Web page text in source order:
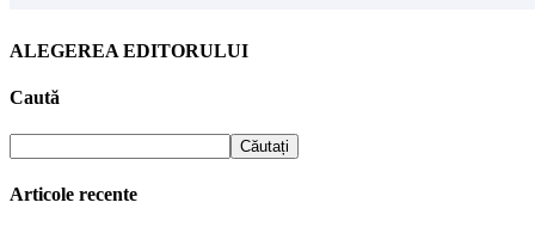
ALEGEREA EDITORULUI
Caută
Articole recente